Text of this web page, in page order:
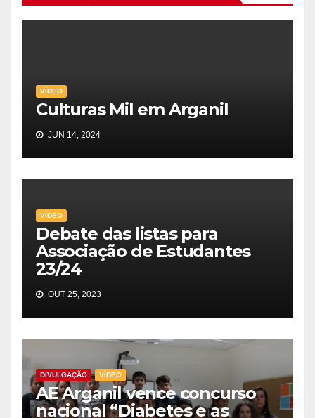
VÍDEO
Culturas Mil em Arganil
JUN 14, 2024
VÍDEO
Debate das listas para
Associação de Estudantes
23/24
OUT 25, 2023
DIVULGAÇÃO VÍDEO
AE Arganil vence concurso
nacional “Diabetes e as